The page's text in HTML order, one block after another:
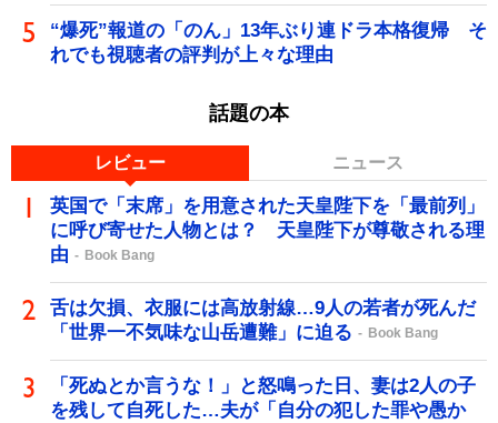
“爆死”報道の「のん」13年ぶり連ドラ本格復帰 そ
れでも視聴者の評判が上々な理由
話題の本
レビュー ニュース
英国で「末席」を用意された天皇陛下を「最前列」
に呼び寄せた人物とは？ 天皇陛下が尊敬される理
由
Book Bang
舌は欠損、衣服には高放射線…9人の若者が死んだ
「世界一不気味な山岳遭難」に迫る
Book Bang
「死ぬとか言うな！」と怒鳴った日、妻は2人の子
を残して自死した…夫が「自分の犯した罪や愚か